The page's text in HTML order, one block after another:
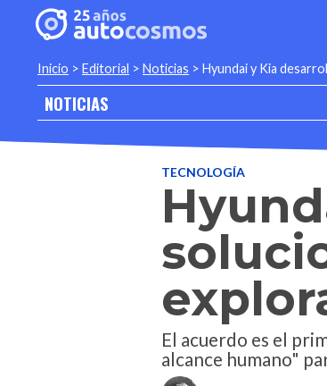
Inicio > Editorial > Noticias > Hyundai y Kia
NOTICIAS
TECNOLOGÍA
El acuerdo es el
alcance humano"